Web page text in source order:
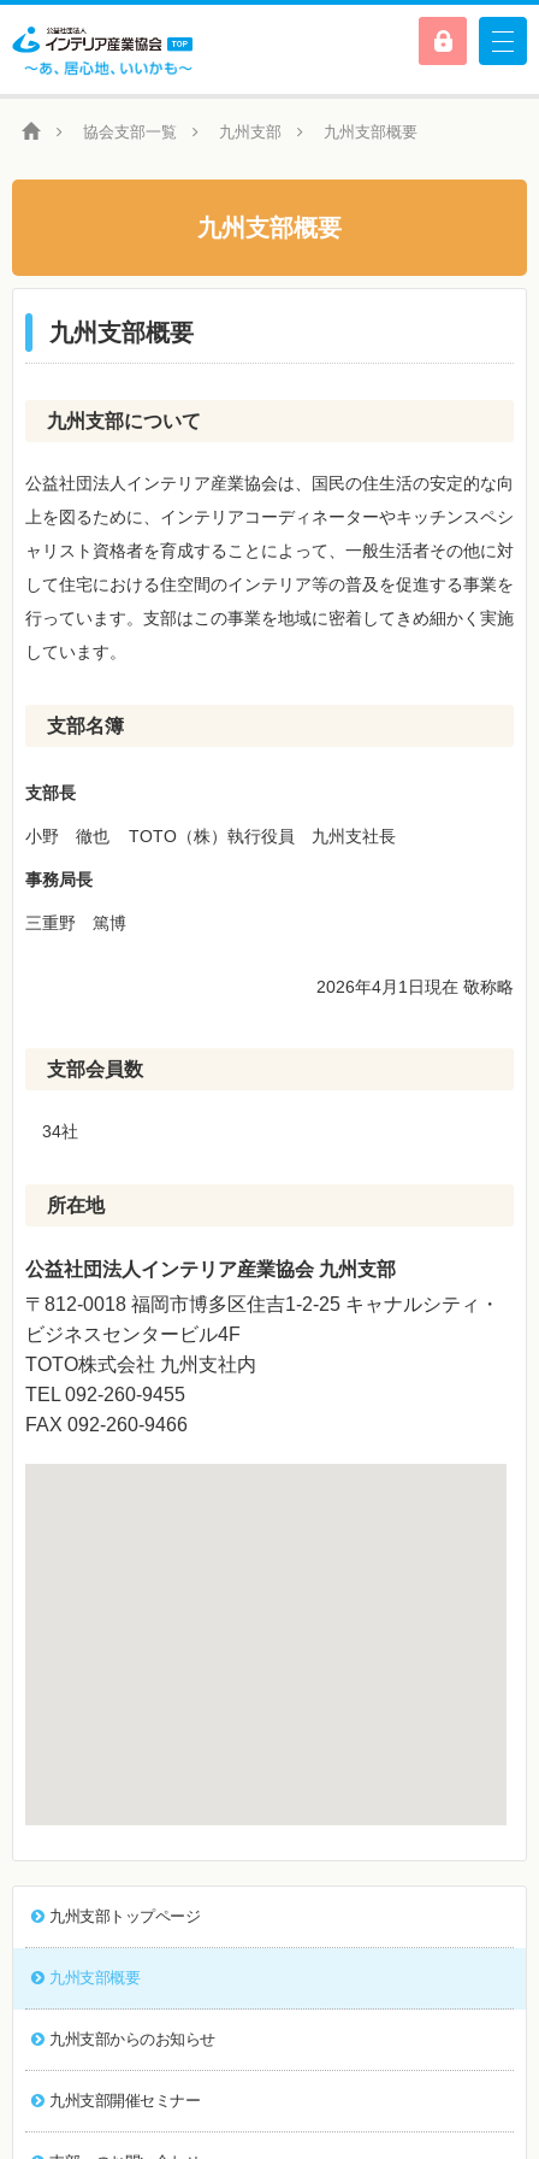
協会支部一覧 九州支部 九州支部概要
九州支部概要
九州支部概要
九州支部について
公益社団法人インテリア産業協会は、国民の住生活の安定的な向
上を図るために、インテリアコーディネーターやキッチンスペシ
ャリスト資格者を育成することによって、一般生活者その他に対
して住宅における住空間のインテリア等の普及を促進する事業を
行っています。支部はこの事業を地域に密着してきめ細かく実施
しています。
支部名簿
支部長
小野 徹也 TOTO（株）執行役員 九州支社長
事務局長
三重野 篤博
2026年4月1日現在 敬称略
支部会員数
34社
所在地
公益社団法人インテリア産業協会 九州支部
〒812-0018 福岡市博多区住吉1-2-25 キャナルシティ・
ビジネスセンタービル4F
TOTO株式会社 九州支社内
TEL 092-260-9455
FAX 092-260-9466
九州支部トップページ
九州支部概要
九州支部からのお知らせ
九州支部開催セミナー